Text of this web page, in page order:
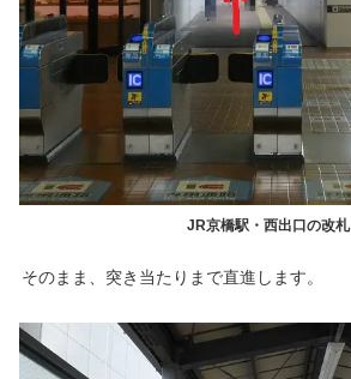
JR京橋駅・西出口の改札
そのまま、突き当たりまで直進します。